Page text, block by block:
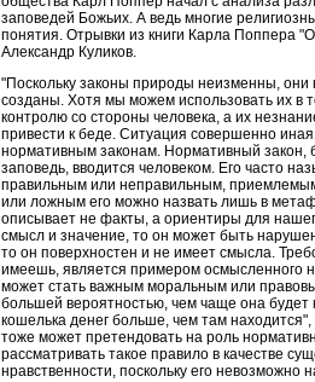
заповедей Божьих. А ведь многие
понятия. Отрывки из книги Карла Поппера
Александр Куликов.
"Поскольку законы природы неизменны,
созданы. Хотя мы можем использовать их в
контролю со стороны человека, а их
привести к беде. Ситуация совершенно
нормативным законам. Нормативный закон,
заповедь, вводится человеком. Его часто
правильным или неправильным,
или ложным его можно назвать лишь в
описывает не факты, а ориентиры для
смысл и значение, то он может быть
то он поверхностен и не имеет смысла.
имеешь, является примером осмысленного
может стать важным моральным или
большей вероятностью, чем чаще она
кошелька денег больше, чем там находится",
тоже может претендовать на роль
рассматривать такое правило в качестве
нравственности, поскольку его невозможно